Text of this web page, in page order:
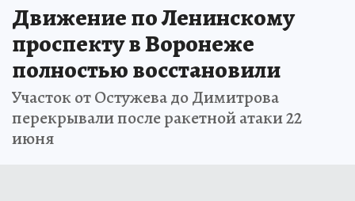
Движение по Ленинскому
проспекту в Воронеже
полностью восстановили
Участок от Остужева до Димитрова
перекрывали после ракетной атаки 22
июня